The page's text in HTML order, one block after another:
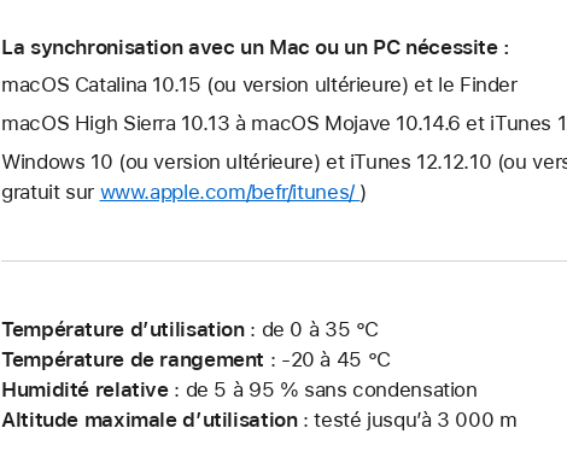
La synchronisation avec un Mac ou un PC nécessite :
macOS Catalina 10.15 (ou version ultérieure) et le Finder
macOS High Sierra 10.13 à macOS Mojave 10.14.6 et iTunes
Windows 10 (ou version ultérieure) et iTunes 12.12.10 (ou
gratuit sur www.apple.com/befr/itunes/ )
Température d’utilisation: de 0 à 35 °C
Température de rangement : -20 à 45 °C
Humidité relative: de 5 à 95 % sans condensation
Altitude maximale d’utilisation: testé jusqu’à 3 000 m